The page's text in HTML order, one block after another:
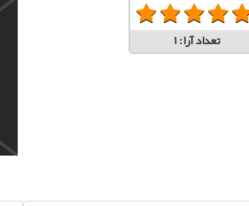
تعداد آرا:1